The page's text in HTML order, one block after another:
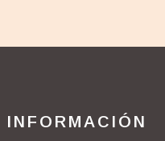
INFORMACIÓN